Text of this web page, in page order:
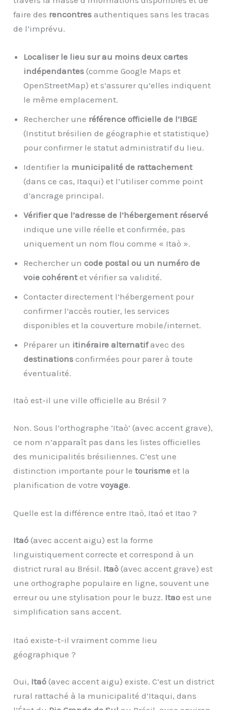
faire des rencontres authentiques sans les tracas
de l’imprévu.
Localiser le lieu sur au moins deux cartes
indépendantes (comme Google Maps et
OpenStreetMap) et s’assurer qu’elles indiquent
le même emplacement.
Rechercher une référence officielle de l’IBGE
(Institut brésilien de géographie et statistique)
pour confirmer le statut administratif du lieu.
Identifier la municipalité de rattachement
(dans ce cas, Itaqui) et l’utiliser comme point
d’ancrage principal.
Vérifier que l’adresse de l’hébergement réservé
indique une ville réelle et confirmée, pas
uniquement un nom flou comme « Itaò ».
Rechercher uncode postal ou un numéro de
voie cohérentet vérifier sa validité.
Contacter directement l’hébergement pour
confirmer l’accès routier, les services
disponibles et la couverture mobile/internet.
Préparer un itinéraire alternatifavec des
destinations confirmées pour parer à toute
éventualité.
Itaò est-il une ville officielle au Brésil ?
Non. Sous l’orthographe ‘Itaò’ (avec accent grave),
ce nom n’apparaît pas dans les listes officielles
des municipalités brésiliennes. C’est une
distinction importante pour letourisme et la
planification de votrevoyage.
Quelle est la différence entre Itaò, Itaó et Itao ?
Itaó (avec accent aigu) est la forme
linguistiquement correcte et correspond à un
district rural au Brésil. Itaò (avec accent grave) est
une orthographe populaire en ligne, souvent une
erreur ou une stylisation pour le buzz. Itao est une
simplification sans accent.
Itaó existe-t-il vraiment comme lieu
géographique ?
Oui, Itaó (avec accent aigu) existe. C’est un district
rural rattaché à la municipalité d’Itaqui, dans